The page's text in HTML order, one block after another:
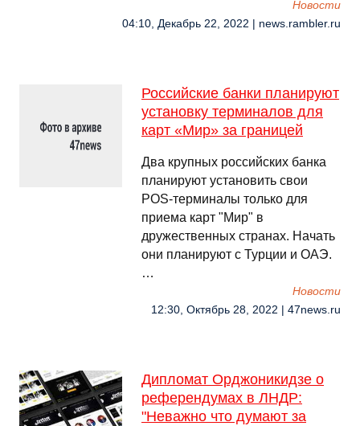
Новости
04:10, Декабрь 22, 2022 | news.rambler.ru
Российские банки планируют
установку терминалов для
карт «Мир» за границей
Два крупных российских банка
планируют установить свои
POS-терминалы только для
приема карт "Мир" в
дружественных странах. Начать
они планируют с Турции и ОАЭ.
…
Новости
12:30, Октябрь 28, 2022 | 47news.ru
Дипломат Орджоникидзе о
референдумах в ЛНДР:
"Неважно что думают за